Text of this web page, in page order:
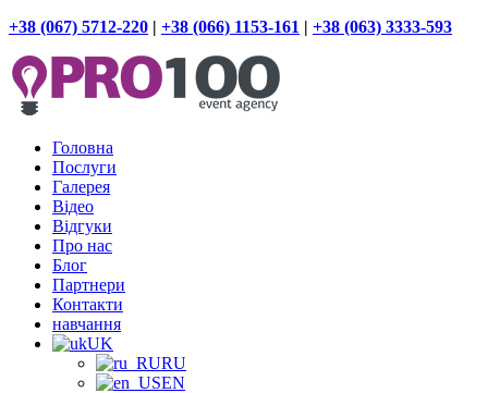
+38 (067) 5712-220 | +38 (066) 1153-161 | +38 (063) 3333-593
Головна
Послуги
Галерея
Відео
Відгуки
Про нас
Блог
Партнери
Контакти
навчання
UK
RU
EN